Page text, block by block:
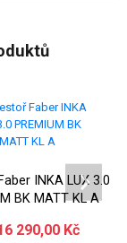
INKA LUX 3.0
BK MATT KL A
290,00 Kč